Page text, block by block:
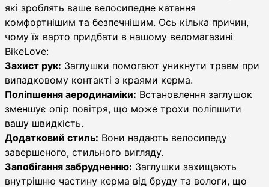
які зроблять ваше велосипедне катання
комфортнішим та безпечнішим. Ось кілька причин,
чому їх варто придбати в нашому веломагазині
BikeLove:
Захист рук: Заглушки помогают уникнути травм при
випадковому контакті з краями керма.
Поліпшення аеродинаміки: Встановлення заглушок
зменшує опір повітря, що може трохи поліпшити
вашу швидкість.
Додатковий стиль: Вони надають велосипеду
завершеного, стильного вигляду.
Запобігання забрудненню: Заглушки захищають
внутрішню частину керма від бруду та вологи, що